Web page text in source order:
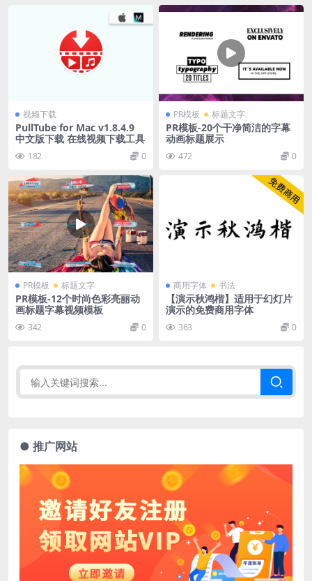
视频下载
PullTube for Mac v1.8.4.9
中文版下载 在线视频下载工具
182 0
PR模板 标题文字
PR模板-20个干净简洁的字幕
动画标题展示
472 0
PR模板 标题文字
PR模板-12个时尚色彩亮丽动
画标题字幕视频模板
342 0
商用字体 书法
【演示秋鸿楷】适用于幻灯片
演示的免费商用字体
363 0
● 推广网站